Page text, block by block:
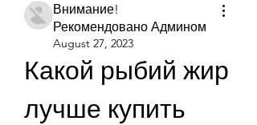
Внимание!
Рекомендовано Админом
August 27, 2023
Какой рыбий жир
лучше купить